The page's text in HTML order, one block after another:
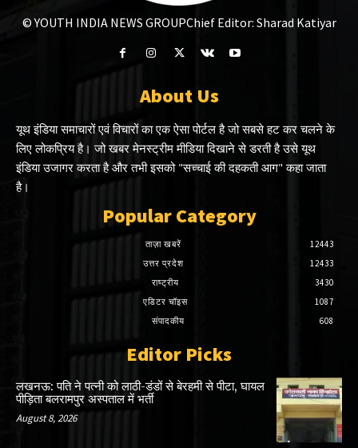
© YOUTH INDIA NEWS GROUPChief Editor: Sharad Katiyar
About Us
यूथ इंडिया समाचारों एवं विचारों का एक ऐसा पोर्टल है जो सबसे हट कर चलने के
लिए लोकप्रिय है। जो खबर मेनस्ट्रीम मीडिया दिखाने से डरती है उसे यूथ
इंडिया उजागर करता है और तभी इसको "सच्चाई की दहकती आग" कहा जाता
है।
Popular Category
ताज़ा खबरें
12443
उत्तर प्रदेश
12433
राष्ट्रीय
3430
एडिटर चॉइस
1087
संपादकीय
608
Editor Picks
लखनऊ: पति ने पत्नी को लाठी-डंडों से बेरहमी से पीटा, घायल
पीड़िता बलरामपुर अस्पताल में भर्ती
August 8, 2026